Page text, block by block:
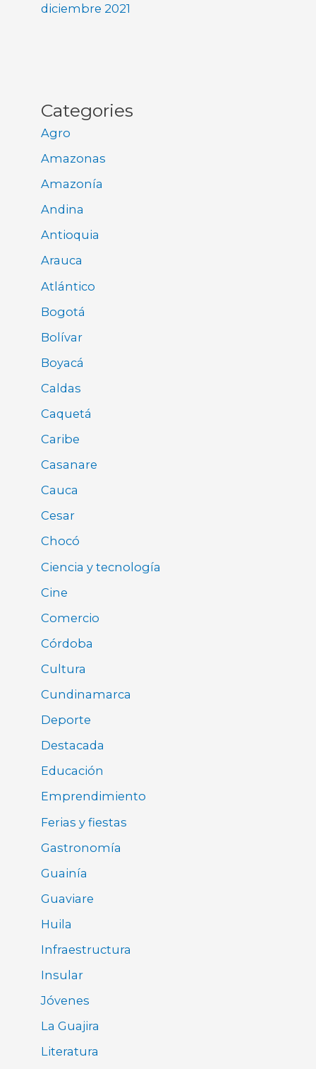
diciembre 2021
Categories
Agro
Amazonas
Amazonía
Andina
Antioquia
Arauca
Atlántico
Bogotá
Bolívar
Boyacá
Caldas
Caquetá
Caribe
Casanare
Cauca
Cesar
Chocó
Ciencia y tecnología
Cine
Comercio
Córdoba
Cultura
Cundinamarca
Deporte
Destacada
Educación
Emprendimiento
Ferias y fiestas
Gastronomía
Guainía
Guaviare
Huila
Infraestructura
Insular
Jóvenes
La Guajira
Literatura